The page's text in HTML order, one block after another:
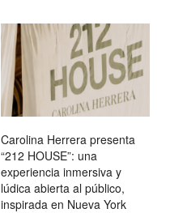
Carolina Herrera presenta
“212 HOUSE”: una
experiencia inmersiva y
lúdica abierta al público,
inspirada en Nueva York